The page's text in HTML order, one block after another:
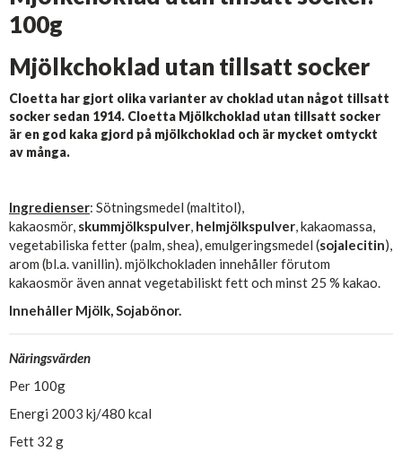
100g
Mjölkchoklad utan tillsatt socker
Cloetta har gjort olika varianter av choklad utan något tillsatt
socker sedan 1914. Cloetta Mjölkchoklad utan tillsatt socker
är en god kaka gjord på mjölkchoklad och är mycket omtyckt
av många.
Ingredienser: Sötningsmedel (maltitol),
kakaosmör, skummjölkspulver, helmjölkspulver, kakaomassa,
vegetabiliska fetter (palm, shea), emulgeringsmedel (sojalecitin),
arom (bl.a. vanillin). mjölkchokladen innehåller förutom
kakaosmör även annat vegetabiliskt fett och minst 25 % kakao.
Innehåller Mjölk, Sojabönor.​
Näringsvärden
Per 100g
Energi 2003 kj/480 kcal
Fett 32 g